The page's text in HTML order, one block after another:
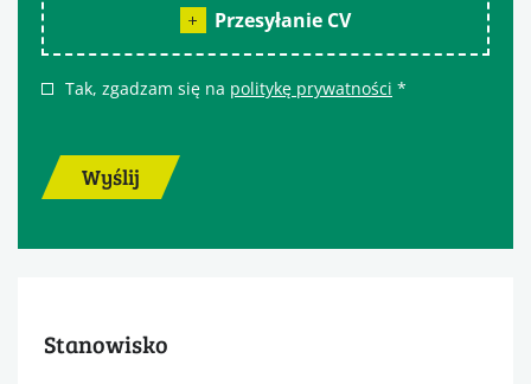
Przesyłanie CV
Tak, zgadzam się na politykę prywatności *
Wyślij
Stanowisko